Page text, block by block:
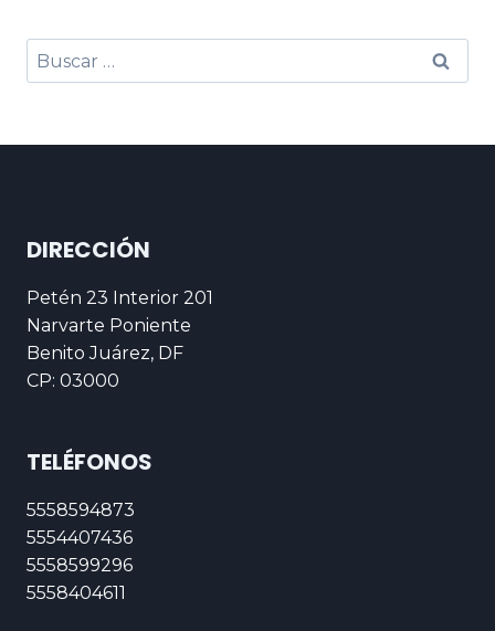
DIRECCIÓN
Petén 23 Interior 201
Narvarte Poniente
Benito Juárez, DF
CP: 03000
TELÉFONOS
5558594873
5554407436
5558599296
5558404611